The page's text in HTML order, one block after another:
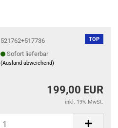
TOP
521762+517736
Sofort lieferbar
(Ausland abweichend)
199,00 EUR
inkl. 19% MwSt.